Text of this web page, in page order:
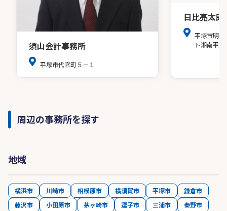
須山会計事務所
平塚市代官町５－１
日比亮太
平塚市明石
ト湘南平
周辺の事務所を探す
地域
横浜市 川崎市 相模原市 横須賀市 平塚市
鎌倉市
藤沢市
小田原市 茅ヶ崎市 逗子市 三浦市
秦野市